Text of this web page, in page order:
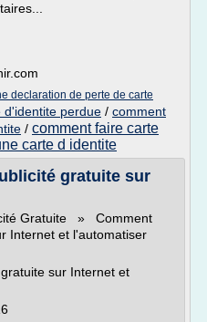
declaration de perte de carte
d'identite perdue / comment
/ comment faire carte
carte d identite
gratuite sur
Gratuite » Comment
Internet et l'automatiser
sur Internet et